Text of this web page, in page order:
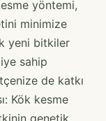
yöntemi,
minimize
yeni bitkiler
sahip
de katkı
Kök kesme
genetik